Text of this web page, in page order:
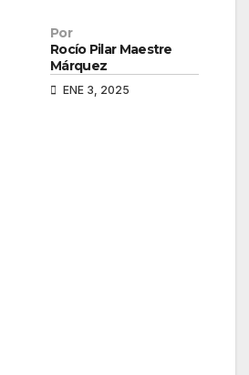
Por
Rocío Pilar Maestre
Márquez
ENE 3, 2025